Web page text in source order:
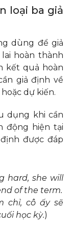
loại ba giả
dùng để giả
hoàn thành
kết quả hoàn
giả định về
dự kiến.
dụng khi cần
động hiện tại
được đáp
hard, she will
of the term.
chỉ, cô ấy sẽ
học kỳ.)